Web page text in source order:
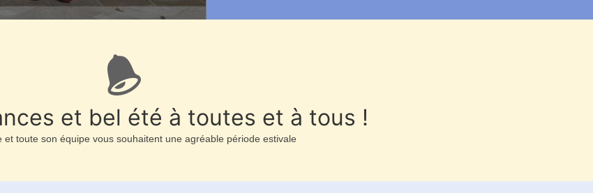
et bel été à toutes et à tous !
et toute son équipe vous souhaitent une agréable période estivale